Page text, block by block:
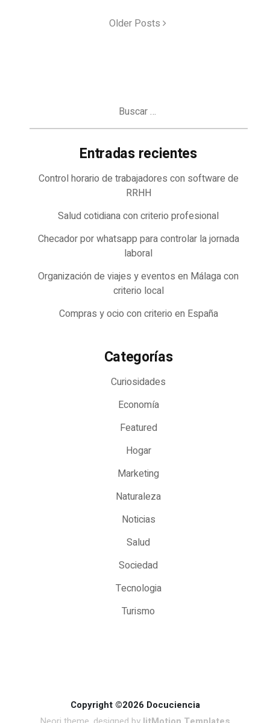
Older Posts
Entradas recientes
Control horario de trabajadores con software de
RRHH
Salud cotidiana con criterio profesional
Checador por whatsapp para controlar la jornada
laboral
Organización de viajes y eventos en Málaga con
criterio local
Compras y ocio con criterio en España
Categorías
Curiosidades
Economía
Featured
Hogar
Marketing
Naturaleza
Noticias
Salud
Sociedad
Tecnologia
Turismo
Copyright ©2026 Docuciencia